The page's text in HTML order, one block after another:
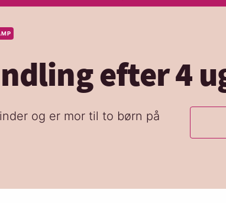
efter 4
og er mor til to børn på